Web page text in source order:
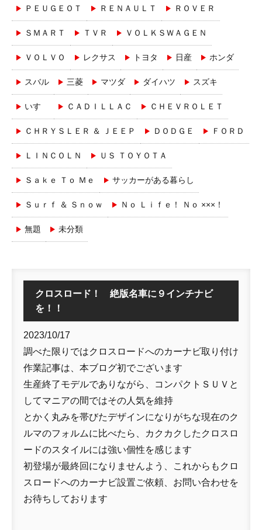
ＰＥＵＧＥＯＴ ＲＥＮＡＵＬＴ ＲＯＶＥＲ
ＳＭＡＲＴ ＴＶＲ ＶＯＬＫＳＷＡＧＥＮ
ＶＯＬＶＯ レクサス トヨタ 日産 ホンダ
スバル 三菱 マツダ ダイハツ スズキ
いすゞ ＣＡＤＩＬＬＡＣ ＣＨＥＶＲＯＬＥＴ
ＣＨＲＹＳＬＥＲ ＆ ＪＥＥＰ ＤＯＤＧＥ ＦＯＲＤ
ＬＩＮＣＯＬＮ ＵＳ ＴＯＹＯＴＡ
Ｓａｋｅ Ｔｏ Ｍｅ サッカーがある暮らし
Ｓｕｒｆ ＆ Ｓｎｏｗ Ｎｏ Ｌｉｆｅ！ Ｎｏ ×××！
無題 未分類
クロスロード！ 絶版名車に９インチナビ
を！！
2023/10/17
調べた限りではクロスロードへのカーナビ取り付け
作業記事は、本ブログ初でございます
生産終了モデルでありながら、コンパクトＳＵＶと
してマニアの間ではその人気を維持
とかく丸みを帯びたデザインになりがちな現在のク
ルマのフォルムに比べたら、カクカクしたクロスロ
ードのスタイルには強い個性を感じます
初登場が最終回になりませんよう、これからもクロ
スロードへのカーナビ設置ご依頼、お問い合わせを
お待ちしております